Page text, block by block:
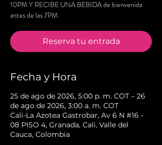
10PM Y RECIBE UNA BEBIDA de bienvenida
antes de las 7PM.
Reserva tu entrada
Fecha y Hora
25 de ago de 2026, 5:00 p. m. COT – 26
de ago de 2026, 3:00 a. m. COT
Cali-La Azotea Gastrobar, Av 6 N #16 -
08 PISO 4, Granada, Cali, Valle del
Cauca, Colombia